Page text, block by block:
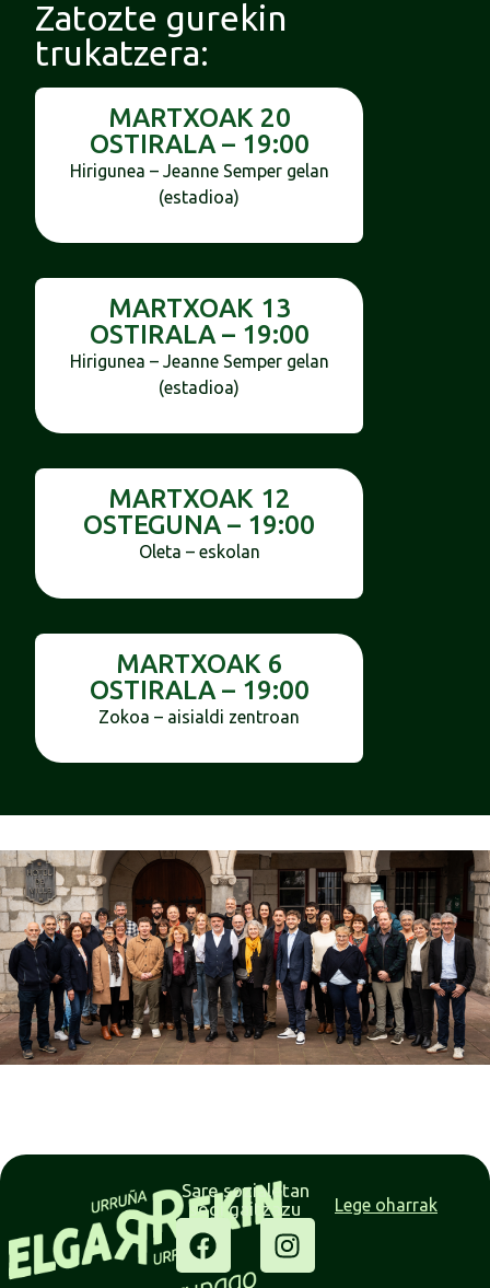
Zatozte gurekin
trukatzera:
MARTXOAK 20
OSTIRALA – 19:00
Hirigunea – Jeanne Semper gelan
(estadioa)
MARTXOAK 13
OSTIRALA – 19:00
Hirigunea – Jeanne Semper gelan
(estadioa)
MARTXOAK 12
OSTEGUNA – 19:00
Oleta – eskolan
MARTXOAK 6
OSTIRALA – 19:00
Zokoa – aisialdi zentroan
Sare sozialetan
segi gaitzazu
Lege oharrak